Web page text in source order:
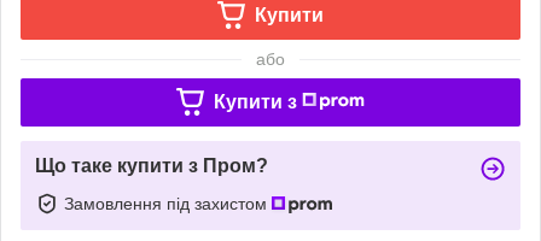
Купити
або
Купити з
Що таке купити з Пром?
Замовлення під захистом